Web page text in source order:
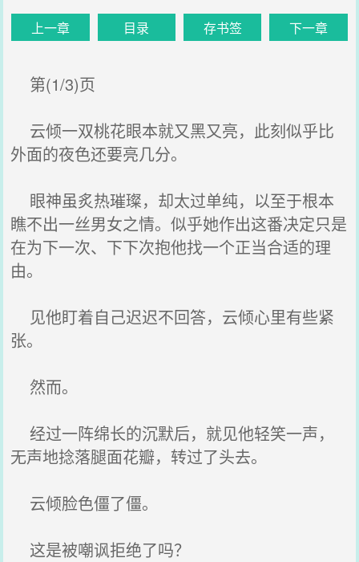
上一章 目录 存书签 下一章
第(1/3)页
云倾一双桃花眼本就又黑又亮，此刻似乎比
外面的夜色还要亮几分。
眼神虽炙热璀璨，却太过单纯，以至于根本
瞧不出一丝男女之情。似乎她作出这番决定只是
在为下一次、下下次抱他找一个正当合适的理
由。
见他盯着自己迟迟不回答，云倾心里有些紧
张。
然而。
经过一阵绵长的沉默后，就见他轻笑一声，
无声地捻落腿面花瓣，转过了头去。
云倾脸色僵了僵。
这是被嘲讽拒绝了吗？